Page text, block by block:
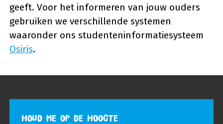
geeft. Voor het informeren van jouw ouders
gebruiken we verschillende systemen
waaronder ons studenteninformatiesysteem
Osiris.
HOUD ME OP DE HOOGTE